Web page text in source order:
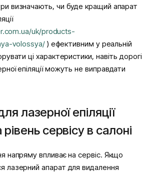
визначають, чи буде кращий апарат
uk/products-
volossya/) ефективним у реальній
ці характеристики, навіть дорогі
епіляції можуть не виправдати
лазерної епіляції
сервісу в салоні
напряму впливає на сервіс. Якщо
лазерний апарат для видалення